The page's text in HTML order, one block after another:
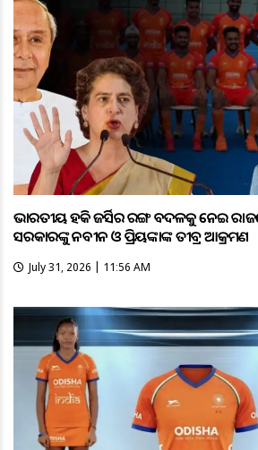
ଭାରତୀୟ ହକି ଜର୍ସିର ରଙ୍ଗ ବଦଳକୁ ନେଇ
ସରକାରଙ୍କୁ ନବୀନ ଓ ପ୍ରିୟଙ୍କାଙ୍କ ତୀବ୍ର ଆକ୍ରମଣ
July 31, 2026 | 11:56 AM